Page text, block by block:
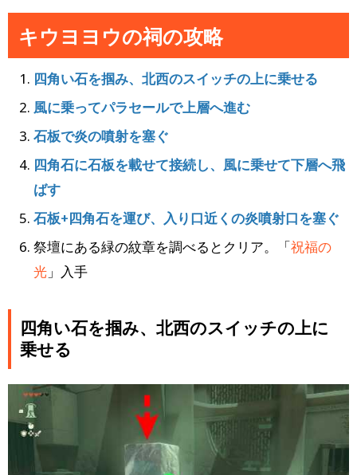
キウヨヨウの祠の攻略
四角い石を掴み、北西のスイッチの上に乗せる
風に乗ってパラセールで上層へ進む
石板で炎の噴射を塞ぐ
四角石に石板を載せて接続し、風に乗せて下層へ飛
ばす
石板+四角石を運び、入り口近くの炎噴射口を塞ぐ
祭壇にある緑の紋章を調べるとクリア。「祝福の
光 」入手
四角い石を掴み、北西のスイッチの上に
乗せる